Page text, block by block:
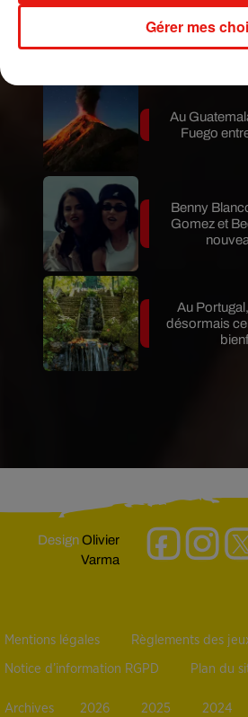
Karol G
son nouvel
Au
Fuego
Benny
Gomez et
Au
désormais
DesignOlivier
Varma
Mentions légales Règlements des
Notice d’information RGPD Plan du
Archives 2026 2025 2024
Gérer mes